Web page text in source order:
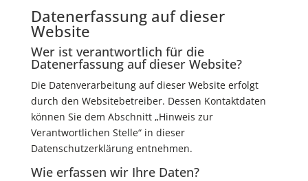
Datenerfassung auf dieser
Website
Wer ist verantwortlich für die
Datenerfassung auf dieser Website?
Die Datenverarbeitung auf dieser Website erfolgt
durch den Websitebetreiber. Dessen Kontaktdaten
können Sie dem Abschnitt „Hinweis zur
Verantwortlichen Stelle“ in dieser
Datenschutzerklärung entnehmen.
Wie erfassen wir Ihre Daten?